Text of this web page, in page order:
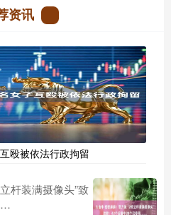
资讯
殴被依法行政拘留
杆装满摄像头”致